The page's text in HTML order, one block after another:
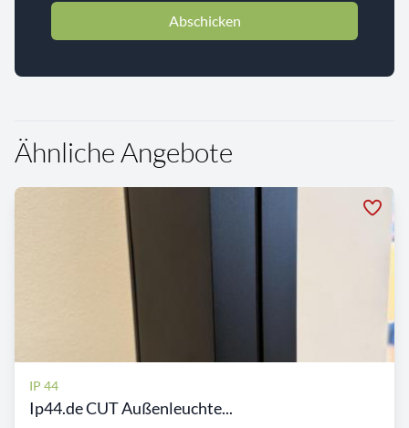
Abschicken
Ähnliche Angebote
IP 44
Ip44.de CUT Außenleuchte...